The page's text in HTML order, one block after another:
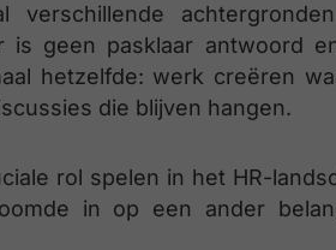
is geen pasklaar antwoord
hetzelfde: werk creëren
die blijven hangen.
rol spelen in het HR-
in op een ander